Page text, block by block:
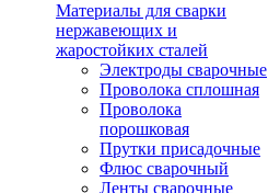
Материалы для сварки
нержавеющих и
жаростойких сталей
Электроды сварочные
Проволока сплошная
Проволока
порошковая
Прутки присадочные
Флюс сварочный
Ленты сварочные